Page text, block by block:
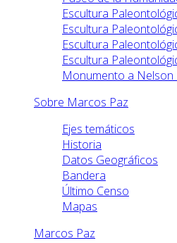
Escultura
Escultura
Escultura
Escultura
Monumento a Nelson
Sobre Marcos Paz
Ejes temáticos
Historia
Datos Geográficos
Bandera
Último Censo
Mapas
Marcos Paz